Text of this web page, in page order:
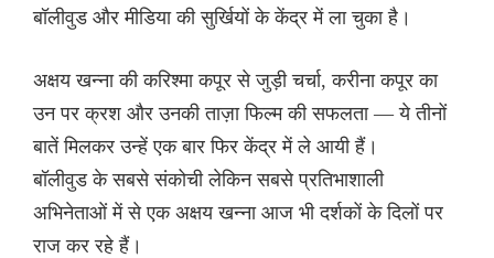
बॉलीवुड और मीडिया की सुर्खियों के केंद्र में ला चुका है।
अक्षय खन्ना की करिश्मा कपूर से जुड़ी चर्चा, करीना कपूर का
उन पर क्रश और उनकी ताज़ा फिल्म की सफलता — ये तीनों
बातें मिलकर उन्हें एक बार फिर केंद्र में ले आयी हैं।
बॉलीवुड के सबसे संकोची लेकिन सबसे प्रतिभाशाली
अभिनेताओं में से एक अक्षय खन्ना आज भी दर्शकों के दिलों पर
राज कर रहे हैं।